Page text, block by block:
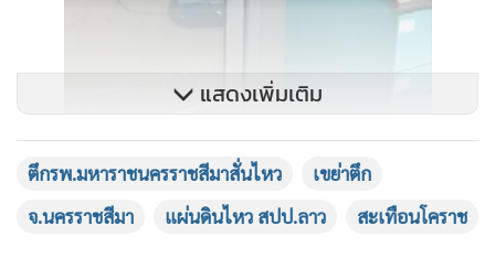
แสดงเพิ่มเติม
ตึกรพ.มหาราชนครราชสีมาสั่นไหว
เขย่าตึก
จ.นครราชสีมา
แผ่นดินไหว สปป.ลาว สะเทือนโคราช